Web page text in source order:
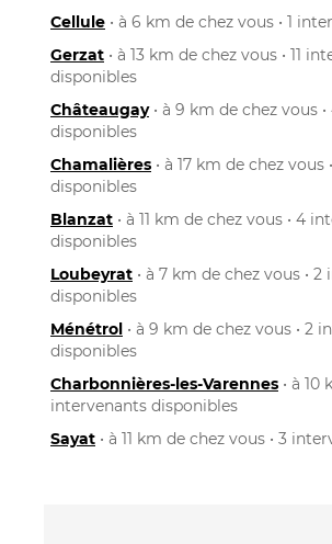
Cellule • à 6 km de chez vous • 1
Gerzat • à 13 km de chez vous • 11
disponibles
Châteaugay• à 9 km de chez vous
disponibles
Chamalières • à 17 km de chez
disponibles
Blanzat • à 11 km de chez vous • 4
disponibles
Loubeyrat • à 7 km de chez vous •
disponibles
Ménétrol • à 9 km de chez vous • 2
disponibles
Charbonnières-les-Varennes • à 10
intervenants disponibles
Sayat • à 11 km de chez vous • 3